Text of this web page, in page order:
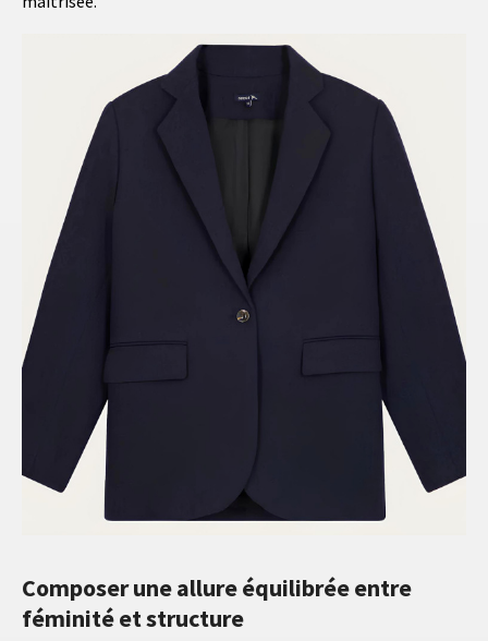
Composer une allure équilibrée entre
féminité et structure